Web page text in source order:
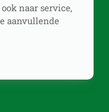
naar service,
aanvullende